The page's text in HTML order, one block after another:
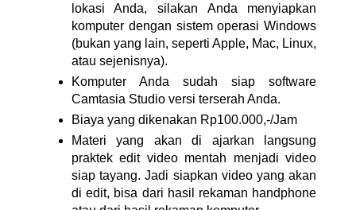
lokasi Anda, silakan Anda menyiapkan
komputer dengan sistem operasi Windows
(bukan yang lain, seperti Apple, Mac, Linux,
atau sejenisnya).
Komputer Anda sudah siap software
Camtasia Studio versi terserah Anda.
Biaya yang dikenakan Rp100.000,-/Jam
Materi yang akan di ajarkan langsung
praktek edit video mentah menjadi video
siap tayang. Jadi siapkan video yang akan
di edit, bisa dari hasil rekaman handphone